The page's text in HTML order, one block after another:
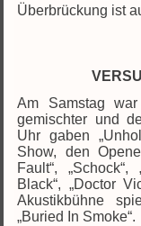
Überbrückung ist
Am Samstag
gemischter und
Uhr gaben
Show, den
Fault“, „Schock“,
Black“, „Doctor
Akustikbühne
„Buried In Smoke“.